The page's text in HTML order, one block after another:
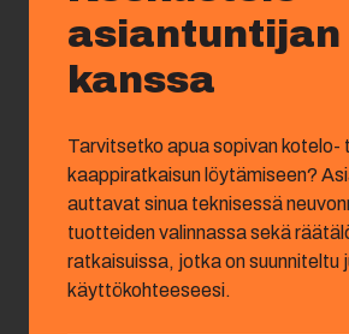
asiantuntijan
kanssa
Tarvitsetko apua sopivan kotelo-
kaappiratkaisun löytämiseen?
auttavat sinua teknisessä
tuotteiden valinnassa sekä
ratkaisuissa, jotka on suunniteltu
käyttökohteeseesi.